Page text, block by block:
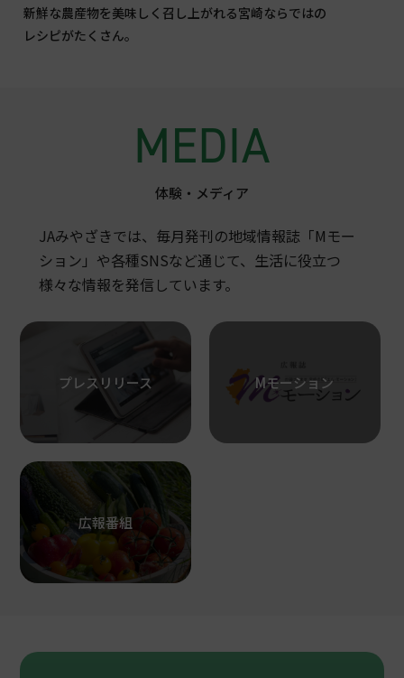
新鮮な農産物を美味しく召し上がれる宮崎ならではの
レシピがたくさん。
体験・メディア
JAみやざきでは、毎月発刊の地域情報誌「Mモー
ション」や各種SNSなど通じて、生活に役立つ
様々な情報を発信しています。
プレスリリース Mモーション
広報番組